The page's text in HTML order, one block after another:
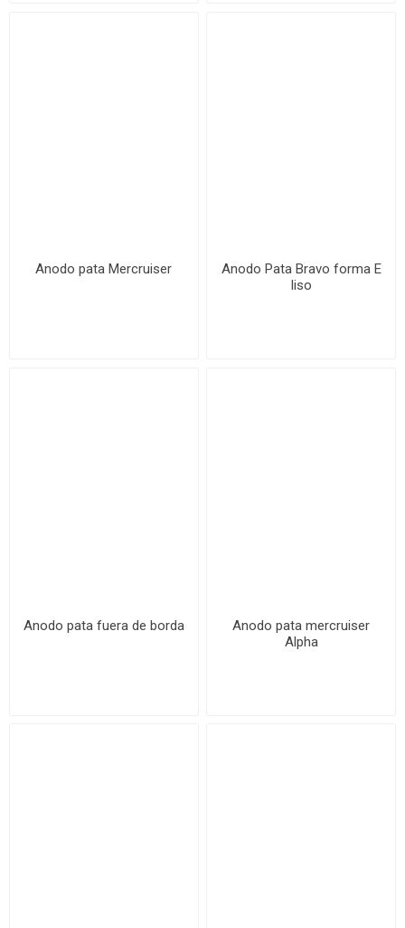
Anodo pata Mercruiser
Anodo Pata Bravo forma E
liso
Anodo pata fuera de borda
Anodo pata mercruiser
Alpha